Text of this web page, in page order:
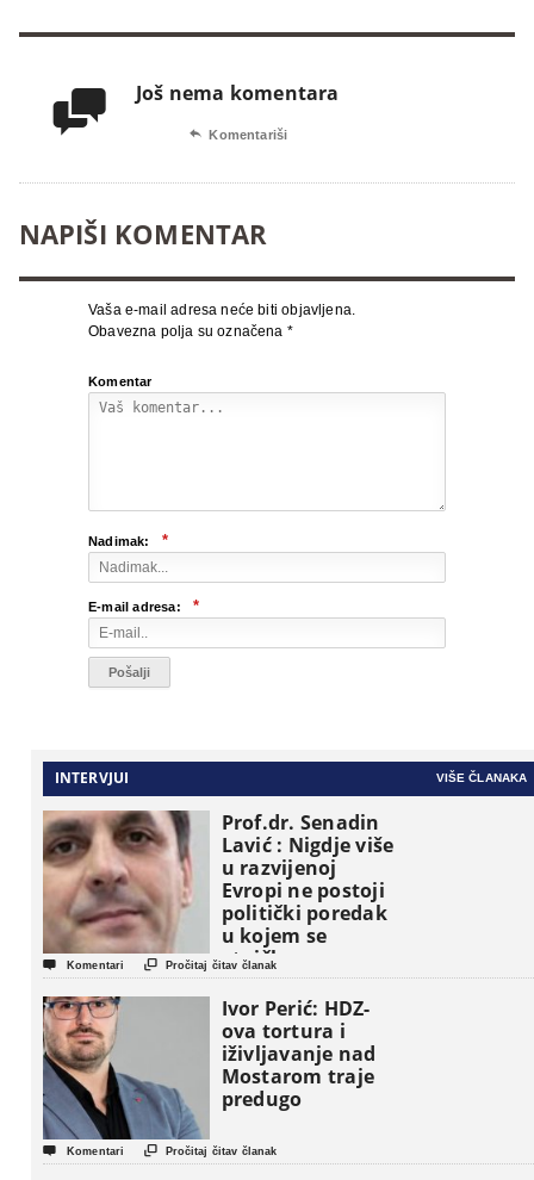
 Još nema komentara
 Komentariši
NAPIŠI KOMENTAR
Vaša e-mail adresa neće biti objavljena.
Obavezna polja su označena *
Komentar
Nadimak: *
E-mail adresa: *
INTERVJUI VIŠE ČLANAKA
Prof.dr. Senadin
Lavić : Nigdje više
u razvijenoj
Evropi ne postoji
politički poredak
u kojem se
etničke grupe
pojavljuju kao
osnovne
političke jedinice
 Komentari  Pročitaj čitav članak
Ivor Perić: HDZ-
ova tortura i
iživljavanje nad
Mostarom traje
predugo
 Komentari  Pročitaj čitav članak